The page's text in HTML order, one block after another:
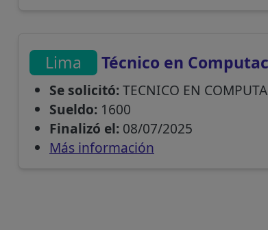
Lima Técnico en
Se solicitó:TECNICO EN
Sueldo:1600
Finalizó el:08/07/2025
Más información